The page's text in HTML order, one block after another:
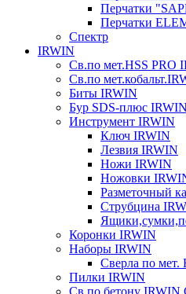
Перчатки
Перчатки
Спектр
IRWIN
Св.по мет.HSS PRO
Св.по
Биты IRWIN
Бур SDS-плюс IRWIN
Инструмент IRWIN
Ключ IRWIN
Лезвия IRWIN
Ножи IRWIN
Ножовки
Разметочный
Струбцина
Коронки IRWIN
Наборы IRWIN
Сверла по мет.
Пилки IRWIN
Св.по бетону IRWIN